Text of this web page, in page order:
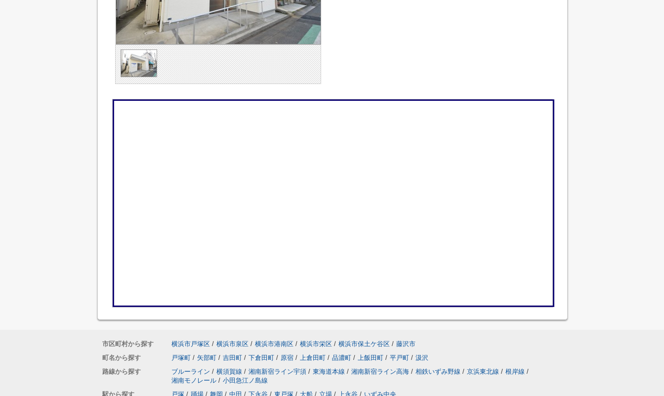
市区町村から探す 横浜市戸塚区 / 横浜市泉区 / 横浜市港南区 / 横浜市栄区 / 横浜市保土ケ谷区 / 藤沢市
町名から探す
戸塚町 / 矢部町 / 吉田町 / 下倉田町 / 原宿 / 上倉田町 / 品濃町 / 上飯田町 / 平戸町 / 汲沢
路線から探す
ブルーライン / 横須賀線 / 湘南新宿ライン宇須 / 東海道本線 / 湘南新宿ライン高海 / 相鉄いずみ野線 / 京浜東北線 / 根岸線 /
湘南モノレール / 小田急江ノ島線
駅から探す
戸塚 / 踊場 / 舞岡 / 中田 / 下永谷 / 東戸塚 / 大船 / 立場 / 上永谷 / いずみ中央